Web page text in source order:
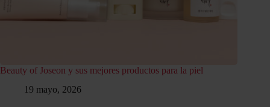
Beauty of Joseon y sus mejores productos para la piel
19 mayo, 2026